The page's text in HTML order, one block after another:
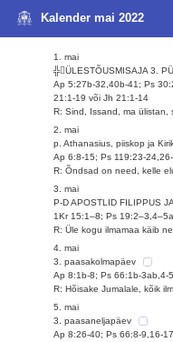
Kalender mai 2022
1. mai
╬ÜLESTÕUSMISAJA 3.
Ap 5:27b-32,40b-41; Ps
21:1-19 või Jh 21:1-14
R: Sind, Issand, ma ülistan,
2. mai
p. Athanasius, piiskop ja
Ap 6:8-15; Ps 119:23-
R: Õndsad on need, kelle
3. mai
P-D APOSTLID FILIPPUS
1Kr 15:1–8; Ps
R: Üle kogu ilmamaa käib
4. mai
3. paasakolmapäev
Ap 8:1b-8; Ps 66:1b-3ab,4-
R: Hõisake Jumalale, kõik
5. mai
3. paasaneljapäev
Ap 8:26-40; Ps 66:8-9,16-